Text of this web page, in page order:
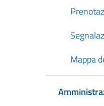
Mappa